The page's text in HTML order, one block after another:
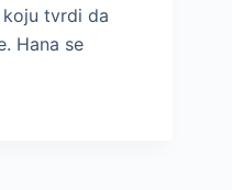
tvrdi da
Hana se